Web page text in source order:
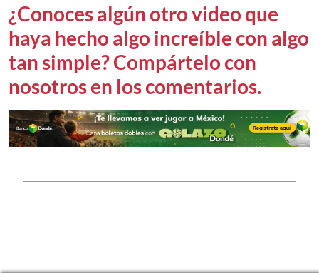
¿Conoces algún otro video que
haya hecho algo increíble con algo
tan simple? Compártelo con
nosotros en los comentarios.